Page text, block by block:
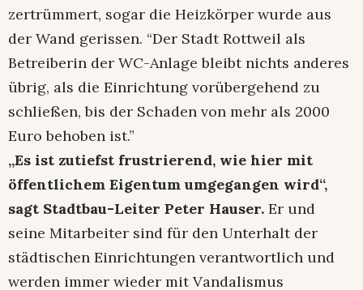
zertrümmert, sogar die Heizkörper wurde aus
der Wand gerissen. “Der Stadt Rottweil als
Betreiberin der WC-Anlage bleibt nichts anderes
übrig, als die Einrichtung vorübergehend zu
schließen, bis der Schaden von mehr als 2000
Euro behoben ist.”
„Es ist zutiefst frustrierend, wie hier mit
öffentlichem Eigentum umgegangen wird“,
sagt Stadtbau-Leiter Peter Hauser. Er und
seine Mitarbeiter sind für den Unterhalt der
städtischen Einrichtungen verantwortlich und
werden immer wieder mit Vandalismus